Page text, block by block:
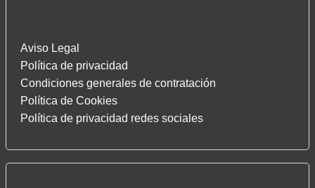
Aviso Legal
Política de privacidad
Condiciones generales de contratación
Política de Cookies
Política de privacidad redes sociales